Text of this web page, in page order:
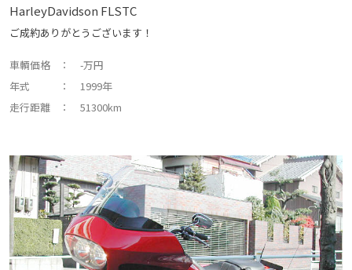
HarleyDavidson FLSTC
ご成約ありがとうございます！
車輌価格
： -万円
年式
： 1999年
走行距離
： 51300km